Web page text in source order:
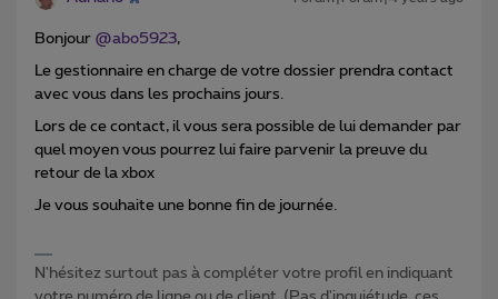
Bonjour @abo5923,
Le gestionnaire en charge de votre dossier prendra contact
avec vous dans les prochains jours.
Lors de ce contact, il vous sera possible de lui demander par
quel moyen vous pourrez lui faire parvenir la preuve du
retour de la xbox
Je vous souhaite une bonne fin de journée.
N'hésitez surtout pas à compléter votre profil en indiquant